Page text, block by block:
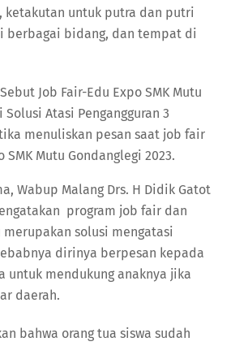
ketakutan untuk putra dan putri
berbagai bidang, dan tempat di
menuliskan pesan saat job fair
SMK Mutu Gondanglegi 2023.
Wabup Malang Drs. H Didik Gatot
program job fair dan
merupakan solusi mengatasi
dirinya berpesan kepada
untuk mendukung anaknya jika
daerah.
bahwa orang tua siswa sudah